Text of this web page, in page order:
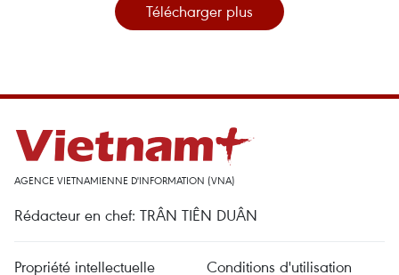
Télécharger plus
AGENCE VIETNAMIENNE D'INFORMATION (VNA)
Rédacteur en chef: TRÂN TIÊN DUÂN
Propriété intellectuelle Conditions d'utilisation